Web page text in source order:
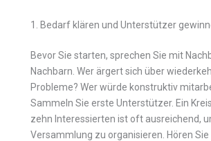
1. Bedarf klären und Unterstützer
Bevor Sie starten, sprechen Sie mit
Nachbarn. Wer ärgert sich über
Probleme? Wer würde konstruktiv
Sammeln Sie erste Unterstützer. Ein
zehn Interessierten ist oft ausreichend,
Versammlung zu organisieren. Hören